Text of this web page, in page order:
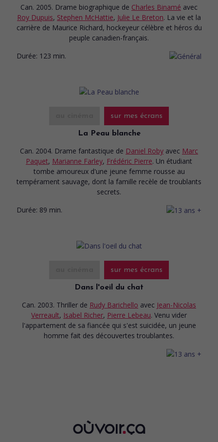
Can. 2005. Drame biographique de Charles Binamé avec
Roy Dupuis, Stephen McHattie, Julie Le Breton. La vie et la
carrière de Maurice Richard, hockeyeur célèbre et héros du
peuple canadien-français.
Durée: 123 min.
sur mes écrans
La Peau blanche
Can. 2004. Drame fantastique de Daniel Roby avec Marc
Paquet, Marianne Farley, Frédéric Pierre. Un étudiant
tombe amoureux d'une jeune femme rousse au
tempérament sauvage, dont la famille recèle de troublants
secrets.
Durée: 89 min.
sur mes écrans
Dans l'oeil du chat
Can. 2003. Thriller de Rudy Barichello avec Jean-Nicolas
Verreault, Isabel Richer, Pierre Lebeau. Venu vider
l'appartement de sa fiancée qui s'est suicidée, un jeune
homme fait des découvertes troublantes.